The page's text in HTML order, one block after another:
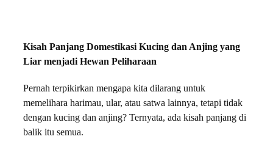
Kisah Panjang Domestikasi Kucing dan Anjing yang
Liar menjadi Hewan Peliharaan
Pernah terpikirkan mengapa kita dilarang untuk
memelihara harimau, ular, atau satwa lainnya, tetapi tidak
dengan kucing dan anjing? Ternyata, ada kisah panjang di
balik itu semua.